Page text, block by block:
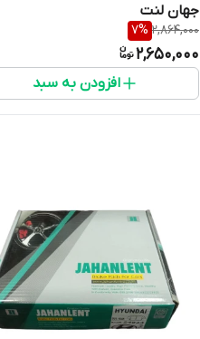
جهان لنت
2,864,000
7%
2,650,000
افزودن به سبد